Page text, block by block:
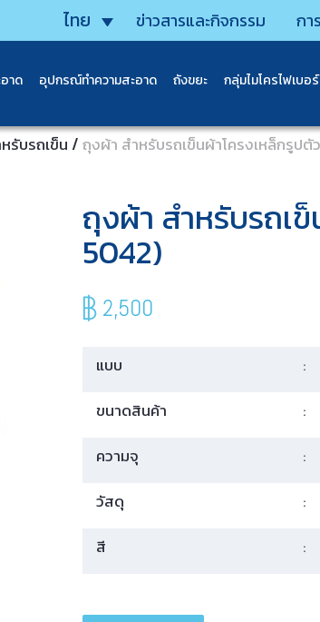
ข่าวสารและกิจกรรม กา
ไทย
าด อุปกรณ์ทำความสะอาด ถังขยะ กลุ่มไมโครไฟเบอร์
รับรถเข็น /ถุงผ้า สำหรับรถเข็นผ้าโครงเหล็กรูป
ถุงผ้า สำหรับรถเ
5042)
2,500
แบบ :
ขนาดสินค้า
:
ความจุ
:
วัสดุ
:
สี
: